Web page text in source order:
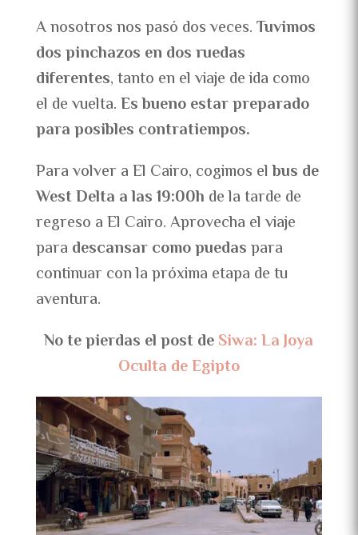
A nosotros nos pasó dos veces.Tuvimos
dos pinchazos en dos ruedas
diferentes, tanto en el viaje de ida como
el de vuelta.Es bueno estar preparado
para posibles contratiempos.
Para volver a El Cairo, cogimos elbus de
West Delta a las 19:00h de la tarde de
regreso a El Cairo. Aprovecha el viaje
para descansar como puedaspara
continuar con la próxima etapa de tu
aventura.
No te pierdas el post deSiwa: La Joya
Oculta de Egipto